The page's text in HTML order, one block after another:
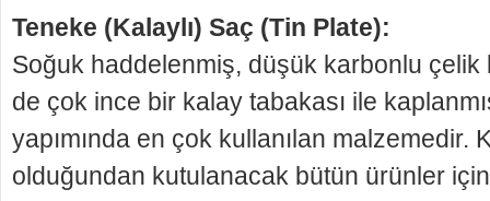
Teneke (Kalaylı) Saç (Tin Plate):
Soğuk haddelenmiş, düşük karbonlu
de çok ince bir kalay tabakası ile
yapı­mında en çok kullanılan malzemedir.
olduğun­dan kutulanacak bütün ürünler için